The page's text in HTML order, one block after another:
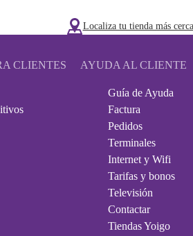
Localiza tu tienda más
CLIENTES AYUDA AL CLIENTE
Guía de Ayuda
Factura
Pedidos
Terminales
Internet y Wifi
Tarifas y bonos
Televisión
Contactar
Tiendas Yoigo